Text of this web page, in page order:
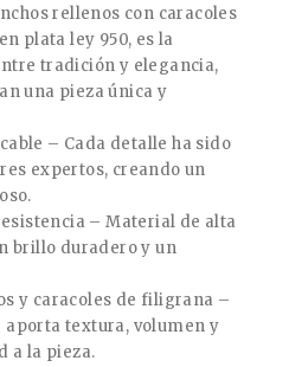
rellenos con caracoles
plata ley 950, es la
tradición y elegancia,
una pieza única y
– Cada detalle ha sido
expertos, creando un
– Material de alta
brillo duradero y un
y caracoles de filigrana –
aporta textura, volumen y
a la pieza.